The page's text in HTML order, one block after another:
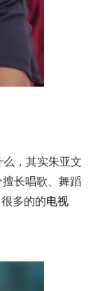
，其实朱亚文
长唱歌、舞蹈
很多的的电视